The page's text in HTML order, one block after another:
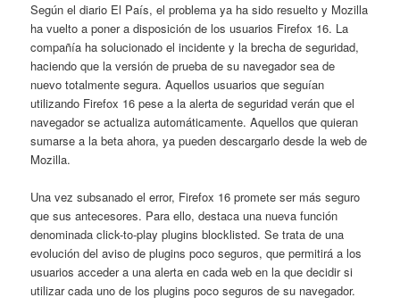
Según el diario El País, el problema ya ha sido resuelto y Mozilla
ha vuelto a poner a disposición de los usuarios Firefox 16. La
compañía ha solucionado el incidente y la brecha de seguridad,
haciendo que la versión de prueba de su navegador sea de
nuevo totalmente segura. Aquellos usuarios que seguían
utilizando Firefox 16 pese a la alerta de seguridad verán que el
navegador se actualiza automáticamente. Aquellos que quieran
sumarse a la beta ahora, ya pueden descargarlo desde la web de
Mozilla.
Una vez subsanado el error, Firefox 16 promete ser más seguro
que sus antecesores. Para ello, destaca una nueva función
denominada click-to-play plugins blocklisted. Se trata de una
evolución del aviso de plugins poco seguros, que permitirá a los
usuarios acceder a una alerta en cada web en la que decidir si
utilizar cada uno de los plugins poco seguros de su navegador.